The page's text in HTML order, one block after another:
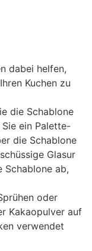
dabei helfen,
Kuchen zu
die Schablone
ein Palette-
die Schablone
Glasur
Schablone ab,
oder
Kakaopulver auf
verwendet